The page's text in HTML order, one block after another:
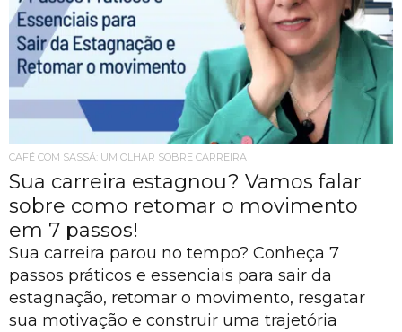
CAFÉ COM SASSÁ: UM OLHAR SOBRE CARREIRA
Sua carreira estagnou? Vamos falar
sobre como retomar o movimento
em 7 passos!
Sua carreira parou no tempo? Conheça 7
passos práticos e essenciais para sair da
estagnação, retomar o movimento, resgatar
sua motivação e construir uma trajetória